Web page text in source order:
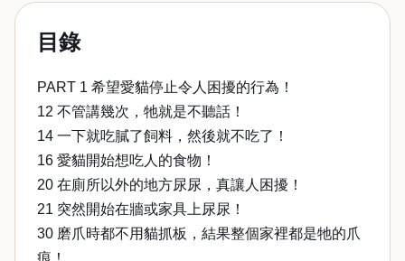
目錄
PART 1 希望愛貓停止令人困擾的行為！
12 不管講幾次，牠就是不聽話！
14 一下就吃膩了飼料，然後就不吃了！
16 愛貓開始想吃人的食物！
20 在廁所以外的地方尿尿，真讓人困擾！
21 突然開始在牆或家具上尿尿！
30 磨爪時都不用貓抓板，結果整個家裡都是牠的爪
痕！